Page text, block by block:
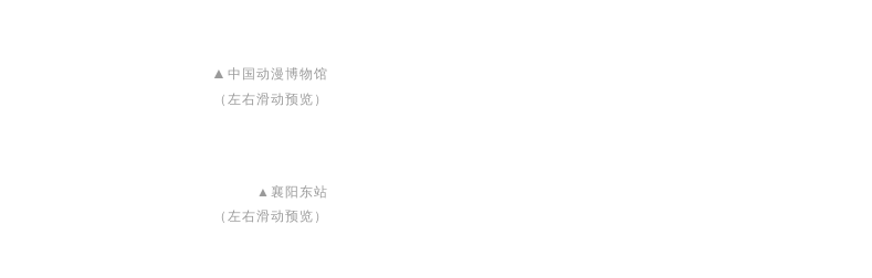
▲ 中国动漫博物馆
（左右滑动预览）
▲襄阳东站
（左右滑动预览）